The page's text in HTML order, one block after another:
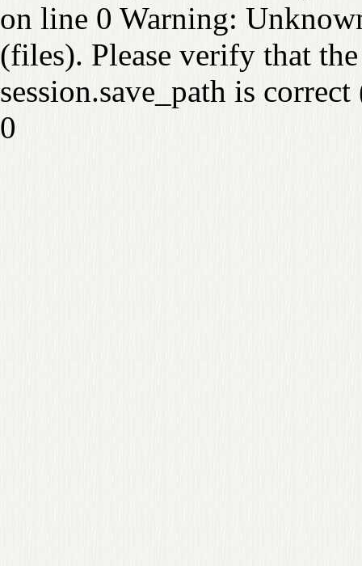
on line 0 Warning:
(files). Please verify that
session.save_path is
0